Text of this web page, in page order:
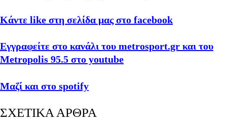
Κάντε like στη σελίδα μας στο facebook
Εγγραφείτε στο κανάλι του metrosport.gr και του
Metropolis 95.5 στο youtube
Μαζί και στο spotify
ΣΧΕΤΙΚΑ ΑΡΘΡΑ